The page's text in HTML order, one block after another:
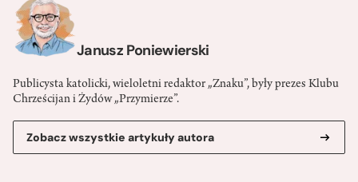
Janusz Poniewierski
Publicysta katolicki, wieloletni redaktor „Znaku”, były prezes Klubu
Chrześcijan i Żydów „Przymierze”.
Zobacz wszystkie artykuły autora